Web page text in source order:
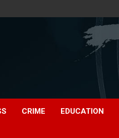
CRIME EDUCATION